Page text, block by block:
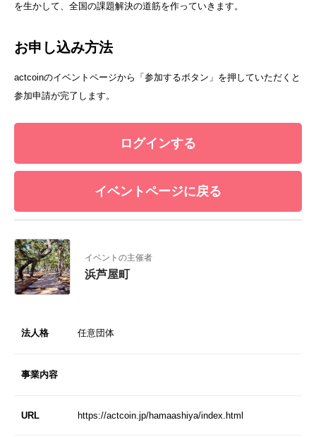
を生かして、全国の課題解決の道筋を作っていきます。
お申し込み方法
actcoinのイベントページから「参加するボタン」を押していただくと
参加申請が完了します。
ログインする
イベントページに戻る
イベントの主催者
浜芦屋町
法人格 任意団体
事業内容
URL https://actcoin.jp/hamaashiya/index.html